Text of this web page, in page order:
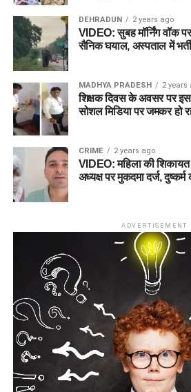
DEHRADUN 2 years ago
VIDEO: सुबह मॉर्निंग वॉक
सैनिक घयाल, अस्पताल में भर्ती
MADHYA PRADESH 2 years
शिक्षक दिवस के अवसर पर इस
सोशल मिडिया पर जमकर हो
CRIME 2 years ago
VIDEO: महिला की
अध्यक्ष पर मुकदमा दर्ज,
ADVERTISEMENT